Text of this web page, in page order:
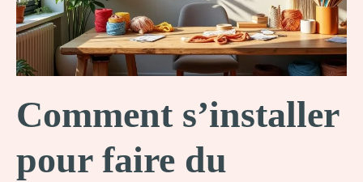
Comment s’installer
pour faire du